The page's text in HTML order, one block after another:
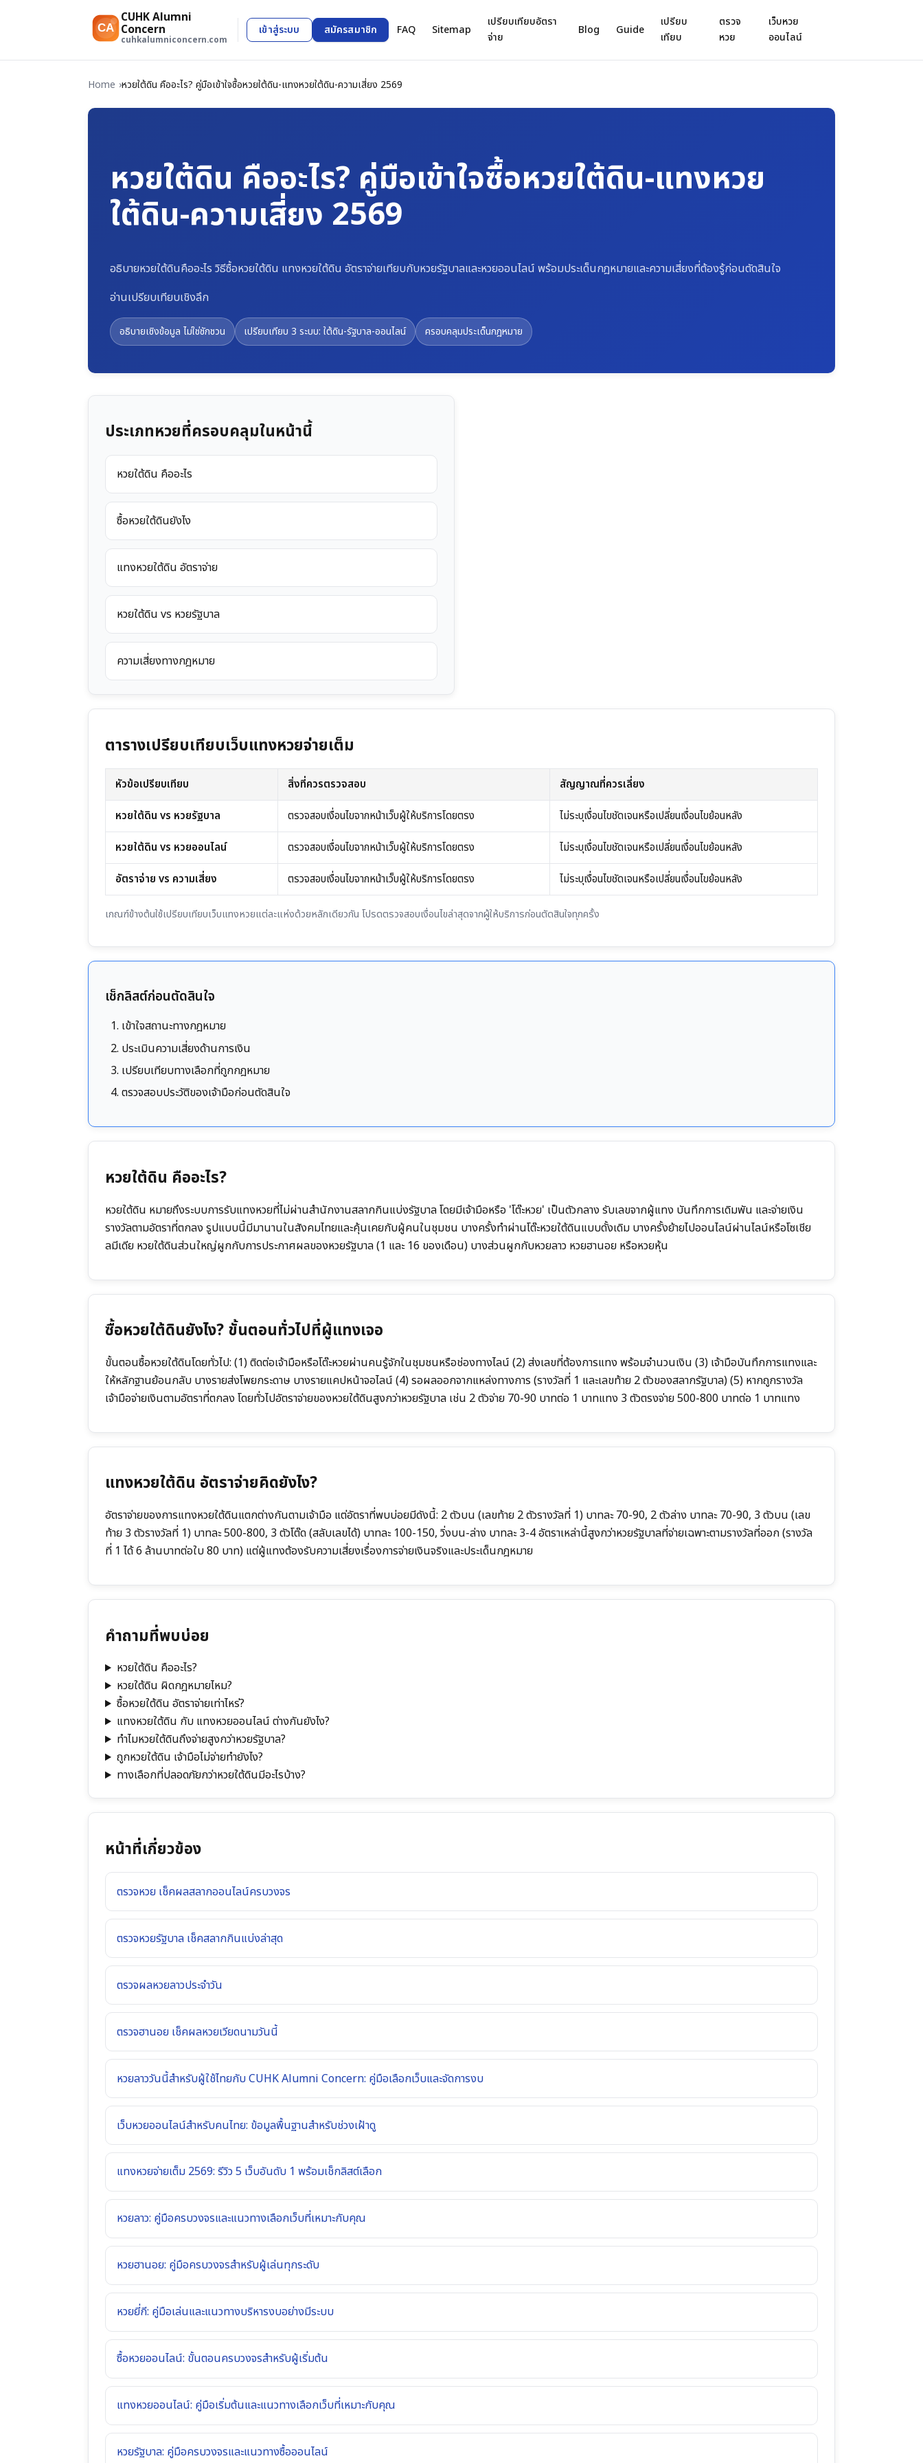
CA
CUHK Alumni
Concern
cuhkalumniconcern.com
เข้าสู่ระบบ สมัครสมาชิก FAQ Sitemap
เปรียบเทียบอัตรา
จ่าย
Blog Guide
เปรียบ
เทียบ
ตรวจ
หวย
เว็บหวย
ออนไลน์
Home หวยใต้ดิน คืออะไร? คู่มือเข้าใจซื้อหวยใต้ดิน-แทงหวยใต้ดิน-ความเสี่ยง 2569
หวยใต้ดิน คืออะไร? คู่มือเข้าใจซื้อหวยใต้ดิน-แทงหวย
ใต้ดิน-ความเสี่ยง 2569
อธิบายหวยใต้ดินคืออะไร วิธีซื้อหวยใต้ดิน แทงหวยใต้ดิน อัตราจ่ายเทียบกับหวยรัฐบาลและหวยออนไลน์ พร้อมประเด็นกฎหมายและความเสี่ยงที่ต้องรู้ก่อนตัดสินใจ
อ่านเปรียบเทียบเชิงลึก
อธิบายเชิงข้อมูล ไม่ใช่ชักชวน เปรียบเทียบ 3 ระบบ: ใต้ดิน-รัฐบาล-ออนไลน์ ครอบคลุมประเด็นกฎหมาย
ประเภทหวยที่ครอบคลุมในหน้านี้
หวยใต้ดิน คืออะไร
ซื้อหวยใต้ดินยังไง
แทงหวยใต้ดิน อัตราจ่าย
หวยใต้ดิน vs หวยรัฐบาล
ความเสี่ยงทางกฎหมาย
ตารางเปรียบเทียบเว็บแทงหวยจ่ายเต็ม
หัวข้อเปรียบเทียบ สิ่งที่ควรตรวจสอบ
สัญญาณที่ควรเลี่ยง
หวยใต้ดิน vs หวยรัฐบาล
ตรวจสอบเงื่อนไขจากหน้าเว็บผู้ให้บริการโดยตรง
ไม่ระบุเงื่อนไขชัดเจนหรือเปลี่ยนเงื่อนไขย้อนหลัง
หวยใต้ดิน vs หวยออนไลน์
ตรวจสอบเงื่อนไขจากหน้าเว็บผู้ให้บริการโดยตรง
ไม่ระบุเงื่อนไขชัดเจนหรือเปลี่ยนเงื่อนไขย้อนหลัง
อัตราจ่าย vs ความเสี่ยง
ตรวจสอบเงื่อนไขจากหน้าเว็บผู้ให้บริการโดยตรง ไม่ระบุเงื่อนไขชัดเจนหรือเปลี่ยนเงื่อนไขย้อนหลัง
เกณฑ์ข้างต้นใช้เปรียบเทียบเว็บแทงหวยแต่ละแห่งด้วยหลักเดียวกัน โปรดตรวจสอบเงื่อนไขล่าสุดจากผู้ให้บริการก่อนตัดสินใจทุกครั้ง
เช็กลิสต์ก่อนตัดสินใจ
เข้าใจสถานะทางกฎหมาย
ประเมินความเสี่ยงด้านการเงิน
เปรียบเทียบทางเลือกที่ถูกกฎหมาย
ตรวจสอบประวัติของเจ้ามือก่อนตัดสินใจ
หวยใต้ดิน คืออะไร?
หวยใต้ดิน หมายถึงระบบการรับแทงหวยที่ไม่ผ่านสำนักงานสลากกินแบ่งรัฐบาล โดยมีเจ้ามือหรือ 'โต๊ะหวย' เป็นตัวกลาง รับเลขจากผู้แทง บันทึกการเดิมพัน และจ่ายเงิน
รางวัลตามอัตราที่ตกลง รูปแบบนี้มีมานานในสังคมไทยและคุ้นเคยกับผู้คนในชุมชน บางครั้งทำผ่านโต๊ะหวยใต้ดินแบบดั้งเดิม บางครั้งย้ายไปออนไลน์ผ่านไลน์หรือโซเชีย
ลมีเดีย หวยใต้ดินส่วนใหญ่ผูกกับการประกาศผลของหวยรัฐบาล (1 และ 16 ของเดือน) บางส่วนผูกกับหวยลาว หวยฮานอย หรือหวยหุ้น
ซื้อหวยใต้ดินยังไง? ขั้นตอนทั่วไปที่ผู้แทงเจอ
ขั้นตอนซื้อหวยใต้ดินโดยทั่วไป: (1) ติดต่อเจ้ามือหรือโต๊ะหวยผ่านคนรู้จักในชุมชนหรือช่องทางไลน์ (2) ส่งเลขที่ต้องการแทง พร้อมจำนวนเงิน (3) เจ้ามือบันทึกการแทงและ
ให้หลักฐานย้อนกลับ บางรายส่งโพยกระดาษ บางรายแคปหน้าจอไลน์ (4) รอผลออกจากแหล่งทางการ (รางวัลที่ 1 และเลขท้าย 2 ตัวของสลากรัฐบาล) (5) หากถูกรางวัล
เจ้ามือจ่ายเงินตามอัตราที่ตกลง โดยทั่วไปอัตราจ่ายของหวยใต้ดินสูงกว่าหวยรัฐบาล เช่น 2 ตัวจ่าย 70-90 บาทต่อ 1 บาทแทง 3 ตัวตรงจ่าย 500-800 บาทต่อ 1 บาทแทง
แทงหวยใต้ดิน อัตราจ่ายคิดยังไง?
อัตราจ่ายของการแทงหวยใต้ดินแตกต่างกันตามเจ้ามือ แต่อัตราที่พบบ่อยมีดังนี้: 2 ตัวบน (เลขท้าย 2 ตัวรางวัลที่ 1) บาทละ 70-90, 2 ตัวล่าง บาทละ 70-90, 3 ตัวบน (เลข
ท้าย 3 ตัวรางวัลที่ 1) บาทละ 500-800, 3 ตัวโต๊ด (สลับเลขได้) บาทละ 100-150, วิ่งบน-ล่าง บาทละ 3-4 อัตราเหล่านี้สูงกว่าหวยรัฐบาลที่จ่ายเฉพาะตามรางวัลที่ออก (รางวัล
ที่ 1 ได้ 6 ล้านบาทต่อใบ 80 บาท) แต่ผู้แทงต้องรับความเสี่ยงเรื่องการจ่ายเงินจริงและประเด็นกฎหมาย
คำถามที่พบบ่อย
หวยใต้ดิน คืออะไร?
หวยใต้ดิน ผิดกฎหมายไหม?
ซื้อหวยใต้ดิน อัตราจ่ายเท่าไหร่?
แทงหวยใต้ดิน กับ แทงหวยออนไลน์ ต่างกันยังไง?
ทำไมหวยใต้ดินถึงจ่ายสูงกว่าหวยรัฐบาล?
ถูกหวยใต้ดิน เจ้ามือไม่จ่ายทำยังไง?
ทางเลือกที่ปลอดภัยกว่าหวยใต้ดินมีอะไรบ้าง?
หน้าที่เกี่ยวข้อง
ตรวจหวย เช็คผลสลากออนไลน์ครบวงจร
ตรวจหวยรัฐบาล เช็คสลากกินแบ่งล่าสุด
ตรวจผลหวยลาวประจำวัน
ตรวจฮานอย เช็คผลหวยเวียดนามวันนี้
หวยลาววันนี้สำหรับผู้ใช้ไทยกับ CUHK Alumni Concern: คู่มือเลือกเว็บและจัดการงบ
เว็บหวยออนไลน์สำหรับคนไทย: ข้อมูลพื้นฐานสำหรับช่วงเฝ้าดู
แทงหวยจ่ายเต็ม 2569: รีวิว 5 เว็บอันดับ 1 พร้อมเช็กลิสต์เลือก
หวยลาว: คู่มือครบวงจรและแนวทางเลือกเว็บที่เหมาะกับคุณ
หวยฮานอย: คู่มือครบวงจรสำหรับผู้เล่นทุกระดับ
หวยยี่กี: คู่มือเล่นและแนวทางบริหารงบอย่างมีระบบ
ซื้อหวยออนไลน์: ขั้นตอนครบวงจรสำหรับผู้เริ่มต้น
แทงหวยออนไลน์: คู่มือเริ่มต้นและแนวทางเลือกเว็บที่เหมาะกับคุณ
หวยรัฐบาล: คู่มือครบวงจรและแนวทางซื้อออนไลน์